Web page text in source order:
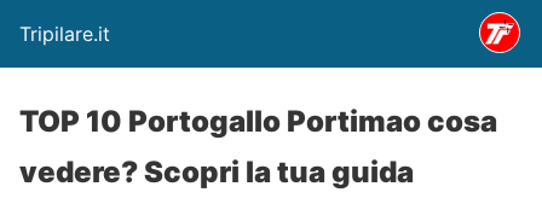
Tripilare.it
TOP 10 Portogallo Portimao cosa
vedere? Scopri la tua guida